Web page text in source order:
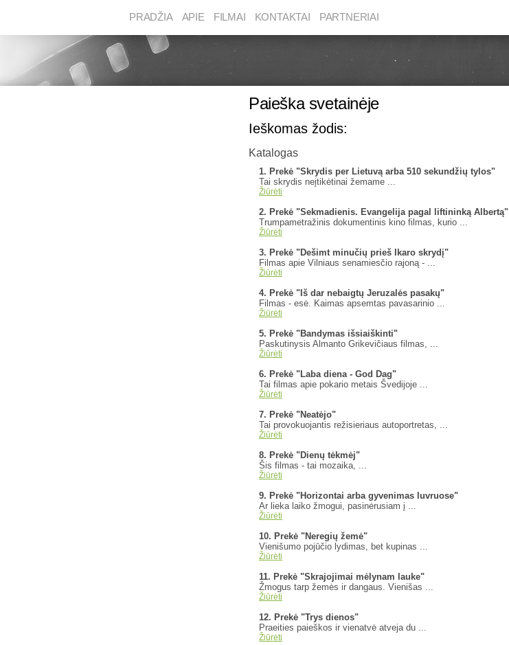
PRADŽIA APIE FILMAI KONTAKTAI PARTNERIAI
Paieška svetainėje
Ieškomas žodis:
Katalogas
1. Prekė "Skrydis per Lietuvą arba 510 sekundžių tylos"
Tai skrydis neįtikėtinai žemame ...
Žiūrėti
2. Prekė "Sekmadienis. Evangelija pagal liftininką Albertą"
Trumpametražinis dokumentinis kino filmas, kurio ...
Žiūrėti
3. Prekė "Dešimt minučių prieš Ikaro skrydį"
Filmas apie Vilniaus senamiesčio rajoną - ...
Žiūrėti
4. Prekė "Iš dar nebaigtų Jeruzalės pasakų"
Filmas - esė. Kaimas apsemtas pavasarinio ...
Žiūrėti
5. Prekė "Bandymas išsiaiškinti"
Paskutinysis Almanto Grikevičiaus filmas, ...
Žiūrėti
6. Prekė "Laba diena - God Dag"
Tai filmas apie pokario metais Švedijoje ...
Žiūrėti
7. Prekė "Neatėjo"
Tai provokuojantis režisieriaus autoportretas, ...
Žiūrėti
8. Prekė "Dienų tėkmėj"
Šis filmas - tai mozaika, ...
Žiūrėti
9. Prekė "Horizontai arba gyvenimas luvruose"
Ar lieka laiko žmogui, pasinėrusiam į ...
Žiūrėti
10. Prekė "Neregių žemė"
Vienišumo pojūčio lydimas, bet kupinas ...
Žiūrėti
11. Prekė "Skrajojimai mėlynam lauke"
Žmogus tarp žemės ir dangaus. Vienišas ...
Žiūrėti
12. Prekė "Trys dienos"
Praeities paieškos ir vienatvė atveja du ...
Žiūrėti